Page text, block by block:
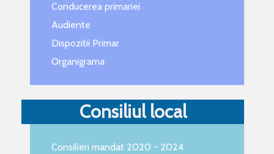
Conducerea primariei
Audiente
Dispozitii Primar
Organigrama
Consiliul local
Consilieri mandat 2020 - 2024